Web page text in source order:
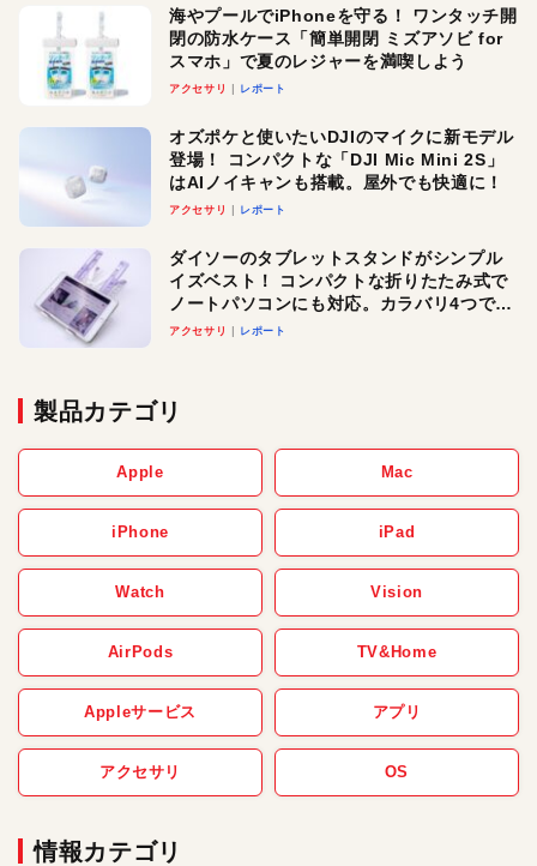
海やプールでiPhoneを守る！ ワンタッチ開
閉の防水ケース「簡単開閉 ミズアソビ for
スマホ」で夏のレジャーを満喫しよう
アクセサリ レポート
オズポケと使いたいDJIのマイクに新モデル
登場！ コンパクトな「DJI Mic Mini 2S」
はAIノイキャンも搭載。屋外でも快適に！
アクセサリ レポート
ダイソーのタブレットスタンドがシンプル
イズベスト！ コンパクトな折りたたみ式で
ノートパソコンにも対応。カラバリ4つで選
べる楽しさも
アクセサリ レポート
製品カテゴリ
Apple Mac
iPhone iPad
Watch Vision
AirPods TV&Home
Appleサービス アプリ
アクセサリ OS
情報カテゴリ